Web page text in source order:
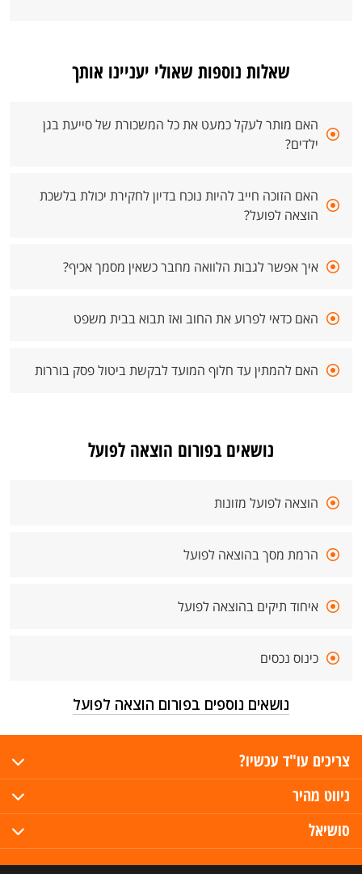
שאלות נוספות שאולי יעניינו אותך
האם מותר לעקל כמעט את כל המשכורת של סייעת בגן
ילדים?
האם הזוכה חייב להיות נוכח בדיון לחקירת יכולת בלשכת
הוצאה לפועל?
איך אפשר לגבות הלוואה מחבר כשאין מסמך אכיף?
האם כדאי לפרוע את החוב ואז תבוא בבית משפט
האם להמתין עד חלוף המועד לבקשת ביטול פסק בוררות
נושאים בפורום הוצאה לפועל
הוצאה לפועל מזונות
הרמת מסך בהוצאה לפועל
איחוד תיקים בהוצאה לפועל
כינוס נכסים
נושאים נוספים בפורום הוצאה לפועל
צריכים עו"ד עכשיו?
ניווט מהיר
סושיאל